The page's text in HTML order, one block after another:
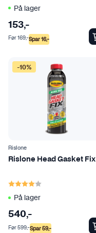
På lager
153,-
Spar16,-
Før169,-
-10%
Rislone
Rislone Head Gasket Fix
Karakter:
På lager
540,-
Spar59,-
Før599,-